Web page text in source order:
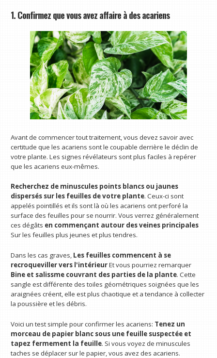
1. Confirmez que vous avez affaire à des acariens
Avant de commencer tout traitement, vous devez savoir avec
certitude que les acariens sont le coupable derrière le déclin de
votre plante. Les signes révélateurs sont plus faciles à repérer
que les acariens eux-mêmes.
Recherchez de minuscules points blancs ou jaunes
dispersés sur les feuilles de votre plante. Ceux-ci sont
appelés pointillés et ils sont là où les acariens ont perforé la
surface des feuilles pour se nourrir. Vous verrez généralement
ces dégâts en commençant autour des veines principales
Sur les feuilles plus jeunes et plus tendres.
Dans les cas graves, Les feuilles commencent à se
recroqueviller vers l'intérieurEt vous pourriez remarquer
Bine et salissme couvrant des parties de la plante. Cette
sangle est différente des toiles géométriques soignées que les
araignées créent, elle est plus chaotique et a tendance à collecter
la poussière et les débris.
Voici un test simple pour confirmer les acariens: Tenez un
morceau de papier blanc sous une feuille suspectée et
tapez fermement la feuille. Si vous voyez de minuscules
taches se déplacer sur le papier, vous avez des acariens.